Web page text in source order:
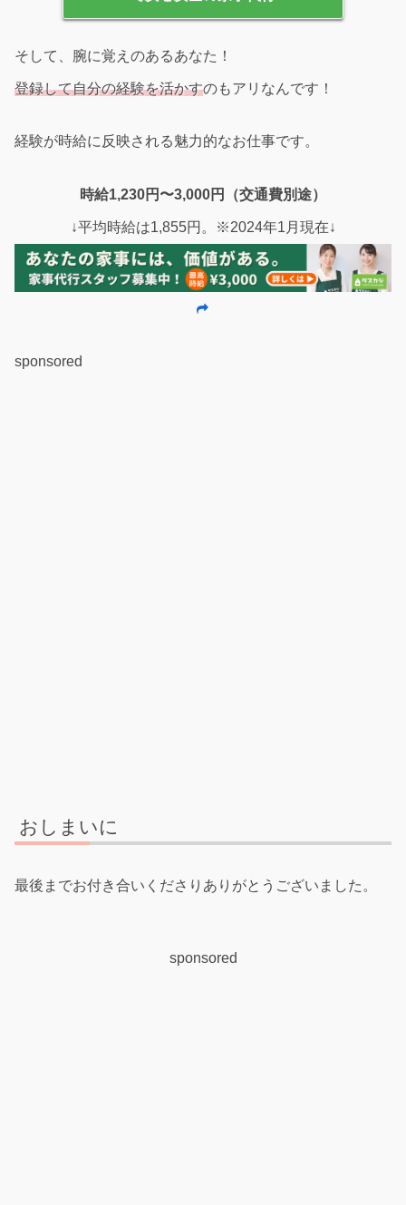
そして、腕に覚えのあるあなた！
登録して自分の経験を活かすのもアリなんです！
経験が時給に反映される魅力的なお仕事です。
時給1,230円〜3,000円（交通費別途）
↓平均時給は1,855円。※2024年1月現在↓
sponsored
おしまいに
最後までお付き合いくださりありがとうございました。
sponsored